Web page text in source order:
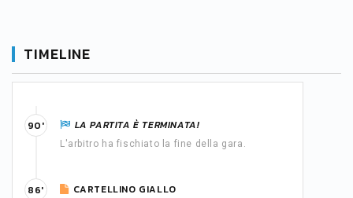
TIMELINE
LA PARTITA È TERMINATA!
L'arbitro ha fischiato la fine della gara.
90'
CARTELLINO GIALLO
86'